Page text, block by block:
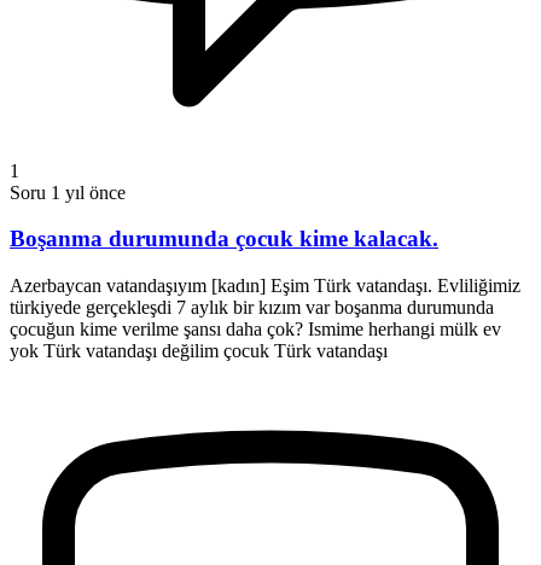
1
Soru 1 yıl önce
Boşanma durumunda çocuk kime kalacak.
Azerbaycan vatandaşıyım [kadın] Eşim Türk vatandaşı. Evliliğimiz
türkiyede gerçekleşdi 7 aylık bir kızım var boşanma durumunda
çocuğun kime verilme şansı daha çok? Ismime herhangi mülk ev
yok Türk vatandaşı değilim çocuk Türk vatandaşı